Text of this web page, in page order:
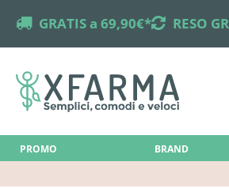
truck GRATIS a 69,90€*returns RESO
PROMO BRAND